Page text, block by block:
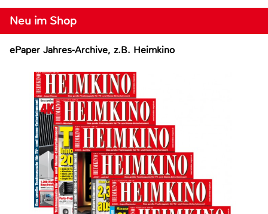
Neu im Shop
ePaper Jahres-Archive, z.B. Heimkino